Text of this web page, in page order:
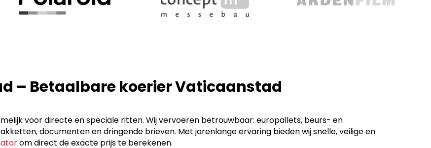
– Betaalbare koerier Vaticaanstad
voor directe en speciale ritten. Wij vervoeren betrouwbaar: europallets, beurs- en
documenten en dringende brieven. Met jarenlange ervaring bieden wij snelle, veilige en
om direct de exacte prijs te berekenen.